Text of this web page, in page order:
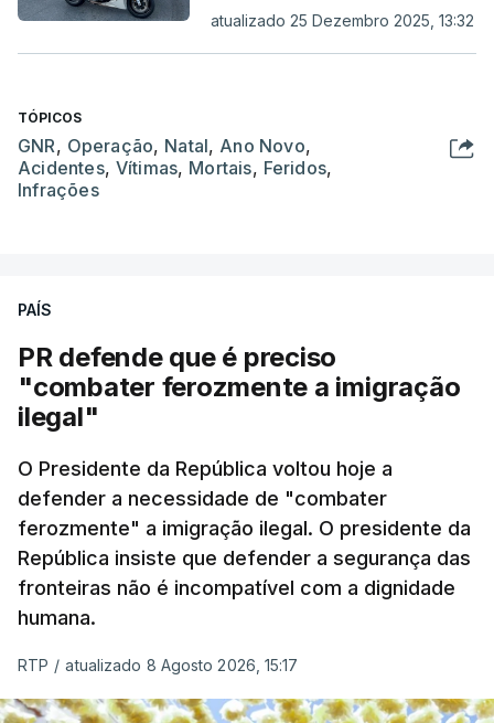
atualizado 25 Dezembro 2025, 13:32
TÓPICOS
GNR, Operação, Natal, Ano Novo,
Acidentes, Vítimas, Mortais, Feridos,
Infrações
PAÍS
PR defende que é preciso
"combater ferozmente a imigração
ilegal"
O Presidente da República voltou hoje a
defender a necessidade de "combater
ferozmente" a imigração ilegal. O presidente da
República insiste que defender a segurança das
fronteiras não é incompatível com a dignidade
humana.
RTP / atualizado 8 Agosto 2026, 15:17